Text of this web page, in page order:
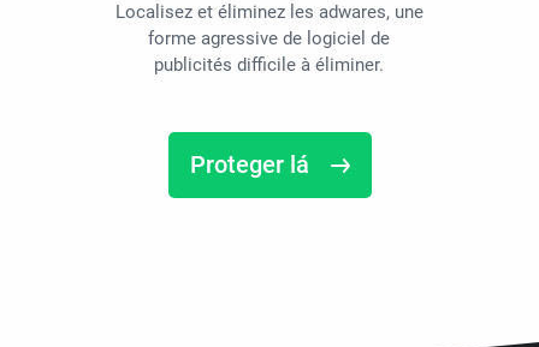
Localisez et éliminez les adwares, une
forme agressive de logiciel de
publicités difficile à éliminer.
Proteger lá